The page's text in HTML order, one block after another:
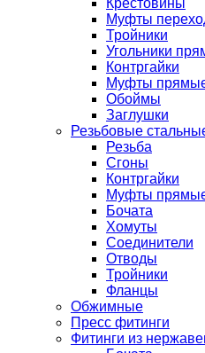
Крестовины
Муфты
Тройники
Угольники
Контргайки
Муфты
Обоймы
Заглушки
Резьбовые
Резьба
Сгоны
Контргайки
Муфты
Бочата
Хомуты
Соединители
Отводы
Тройники
Фланцы
Обжимные
Пресс фитинги
Фитинги из